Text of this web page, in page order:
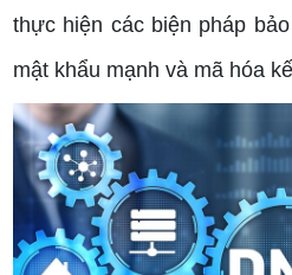
thực hiện các biện pháp
mật khẩu mạnh và mã hóa